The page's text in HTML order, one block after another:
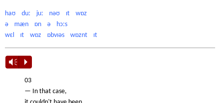
haʊ duː juː nəʊ ɪt wɒz
ə mæn ɒn ə hɔːs
wɛl ɪt wɒz ɒbvɪəs wɒznt ɪt
Vm P
03
— In that case,